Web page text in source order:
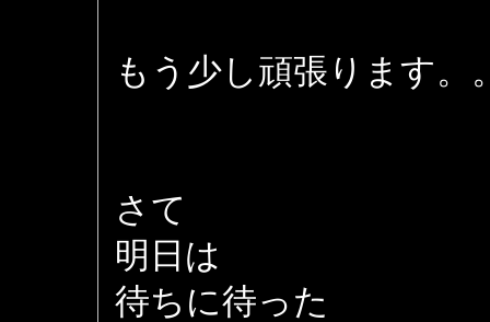
もう少し頑張ります。
さて
明日は
待ちに待った